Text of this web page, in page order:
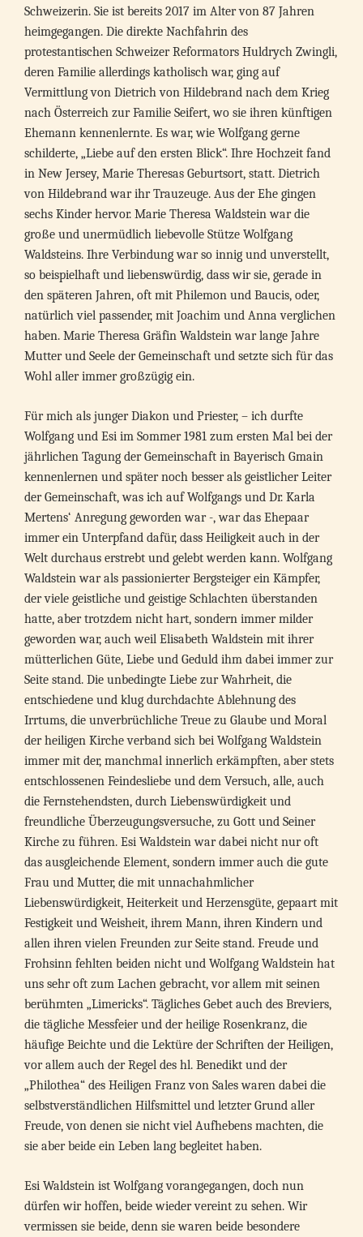
Schweizerin. Sie ist bereits 2017 im Alter von 87 Jahren
heimgegangen. Die direkte Nachfahrin des
protestantischen Schweizer Reformators Huldrych Zwingli,
deren Familie allerdings katholisch war, ging auf
Vermittlung von Dietrich von Hildebrand nach dem Krieg
nach Österreich zur Familie Seifert, wo sie ihren künftigen
Ehemann kennenlernte. Es war, wie Wolfgang gerne
schilderte, „Liebe auf den ersten Blick“. Ihre Hochzeit fand
in New Jersey, Marie Theresas Geburtsort, statt. Dietrich
von Hildebrand war ihr Trauzeuge. Aus der Ehe gingen
sechs Kinder hervor. Marie Theresa Waldstein war die
große und unermüdlich liebevolle Stütze Wolfgang
Waldsteins. Ihre Verbindung war so innig und unverstellt,
so beispielhaft und liebenswürdig, dass wir sie, gerade in
den späteren Jahren, oft mit Philemon und Baucis, oder,
natürlich viel passender, mit Joachim und Anna verglichen
haben. Marie Theresa Gräfin Waldstein war lange Jahre
Mutter und Seele der Gemeinschaft und setzte sich für das
Wohl aller immer großzügig ein.
Für mich als junger Diakon und Priester, – ich durfte
Wolfgang und Esi im Sommer 1981 zum ersten Mal bei der
jährlichen Tagung der Gemeinschaft in Bayerisch Gmain
kennenlernen und später noch besser als geistlicher Leiter
der Gemeinschaft, was ich auf Wolfgangs und Dr. Karla
Mertens‘ Anregung geworden war -, war das Ehepaar
immer ein Unterpfand dafür, dass Heiligkeit auch in der
Welt durchaus erstrebt und gelebt werden kann. Wolfgang
Waldstein war als passionierter Bergsteiger ein Kämpfer,
der viele geistliche und geistige Schlachten überstanden
hatte, aber trotzdem nicht hart, sondern immer milder
geworden war, auch weil Elisabeth Waldstein mit ihrer
mütterlichen Güte, Liebe und Geduld ihm dabei immer zur
Seite stand. Die unbedingte Liebe zur Wahrheit, die
entschiedene und klug durchdachte Ablehnung des
Irrtums, die unverbrüchliche Treue zu Glaube und Moral
der heiligen Kirche verband sich bei Wolfgang Waldstein
immer mit der, manchmal innerlich erkämpften, aber stets
entschlossenen Feindesliebe und dem Versuch, alle, auch
die Fernstehendsten, durch Liebenswürdigkeit und
freundliche Überzeugungsversuche, zu Gott und Seiner
Kirche zu führen. Esi Waldstein war dabei nicht nur oft
das ausgleichende Element, sondern immer auch die gute
Frau und Mutter, die mit unnachahmlicher
Liebenswürdigkeit, Heiterkeit und Herzensgüte, gepaart mit
Festigkeit und Weisheit, ihrem Mann, ihren Kindern und
allen ihren vielen Freunden zur Seite stand. Freude und
Frohsinn fehlten beiden nicht und Wolfgang Waldstein hat
uns sehr oft zum Lachen gebracht, vor allem mit seinen
berühmten „Limericks“. Tägliches Gebet auch des Breviers,
die tägliche Messfeier und der heilige Rosenkranz, die
häufige Beichte und die Lektüre der Schriften der Heiligen,
vor allem auch der Regel des hl. Benedikt und der
„Philothea“ des Heiligen Franz von Sales waren dabei die
selbstverständlichen Hilfsmittel und letzter Grund aller
Freude, von denen sie nicht viel Aufhebens machten, die
sie aber beide ein Leben lang begleitet haben.
Esi Waldstein ist Wolfgang vorangegangen, doch nun
dürfen wir hoffen, beide wieder vereint zu sehen. Wir
vermissen sie beide, denn sie waren beide besondere